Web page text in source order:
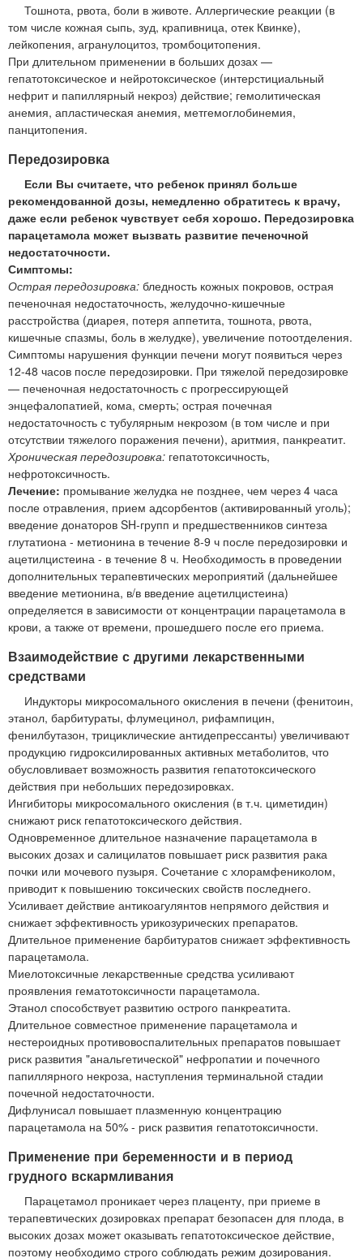
Тошнота, рвота, боли в животе. Аллергические реакции (в
том числе кожная сыпь, зуд, крапивница, отек Квинке),
лейкопения, агранулоцитоз, тромбоцитопения.
При длительном применении в больших дозах —
гепатотоксическое и нейротоксическое (интерстициальный
нефрит и папиллярный некроз) действие; гемолитическая
анемия, апластическая анемия, метгемоглобинемия,
панцитопения.
Передозировка
Если Вы считаете, что ребенок принял больше
рекомендованной дозы, немедленно обратитесь к врачу,
даже если ребенок чувствует себя хорошо. Передозировка
парацетамола может вызвать развитие печеночной
недостаточности.
Симптомы:
Острая передозировка: бледность кожных покровов, острая
печеночная недостаточность, желудочно-кишечные
расстройства (диарея, потеря аппетита, тошнота, рвота,
кишечные спазмы, боль в желудке), увеличение потоотделения.
Симптомы нарушения функции печени могут появиться через
12-48 часов после передозировки. При тяжелой передозировке
— печеночная недостаточность с прогрессирующей
энцефалопатией, кома, смерть; острая почечная
недостаточность с тубулярным некрозом (в том числе и при
отсутствии тяжелого поражения печени), аритмия, панкреатит.
Хроническая передозировка: гепатотоксичность,
нефротоксичность.
Лечение: промывание желудка не позднее, чем через 4 часа
после отравления, прием адсорбентов (активированный уголь);
введение донаторов SH-групп и предшественников синтеза
глутатиона - метионина в течение 8-9 ч после передозировки и
ацетилцистеина - в течение 8 ч. Необходимость в проведении
дополнительных терапевтических мероприятий (дальнейшее
введение метионина, в/в введение ацетилцистеина)
определяется в зависимости от концентрации парацетамола в
крови, а также от времени, прошедшего после его приема.
Взаимодействие с другими лекарственными
средствами
Индукторы микросомального окисления в печени (фенитоин,
этанол, барбитураты, флумецинол, рифампицин,
фенилбутазон, трициклические антидепрессанты) увеличивают
продукцию гидроксилированных активных метаболитов, что
обусловливает возможность развития гепатотоксического
действия при небольших передозировках.
Ингибиторы микросомального окисления (в т.ч. циметидин)
снижают риск гепатотоксического действия.
Одновременное длительное назначение парацетамола в
высоких дозах и салицилатов повышает риск развития рака
почки или мочевого пузыря. Сочетание с хлорамфениколом,
приводит к повышению токсических свойств последнего.
Усиливает действие антикоагулянтов непрямого действия и
снижает эффективность урикозурических препаратов.
Длительное применение барбитуратов снижает эффективность
парацетамола.
Миелотоксичные лекарственные средства усиливают
проявления гематотоксичности парацетамола.
Этанол способствует развитию острого панкреатита.
Длительное совместное применение парацетамола и
нестероидных противовоспалительных препаратов повышает
риск развития "анальгетической" нефропатии и почечного
папиллярного некроза, наступления терминальной стадии
почечной недостаточности.
Дифлунисал повышает плазменную концентрацию
парацетамола на 50% - риск развития гепатотоксичности.
Применение при беременности и в период
грудного вскармливания
Парацетамол проникает через плаценту, при приеме в
терапевтических дозировках препарат безопасен для плода, в
высоких дозах может оказывать гепатотоксическое действие,
поэтому необходимо строго соблюдать режим дозирования.